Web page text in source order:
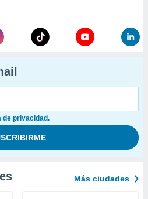
de privacidad.
Más ciudades